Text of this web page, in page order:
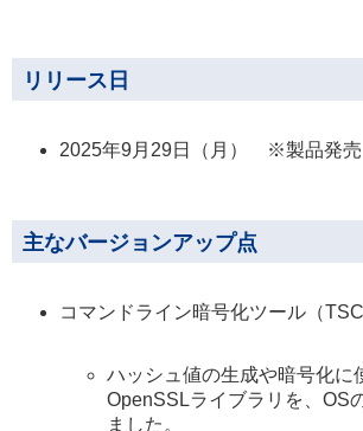
リリース日
2025年9月29日（月） ※製品発売
主なバージョンアップ点
コマンドライン暗号化ツール（
ハッシュ値の生成や暗号化に
OpenSSLライブラリを、OS
ました。